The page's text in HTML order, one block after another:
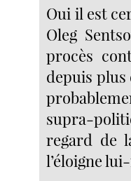
Oui il est
Oleg
procès
depuis plus
supra-
regard de
l’éloigne